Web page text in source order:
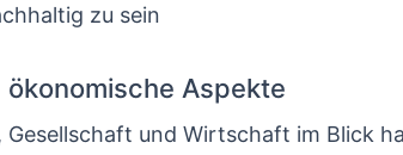
zu sein
Aspekte
und Wirtschaft im Blick